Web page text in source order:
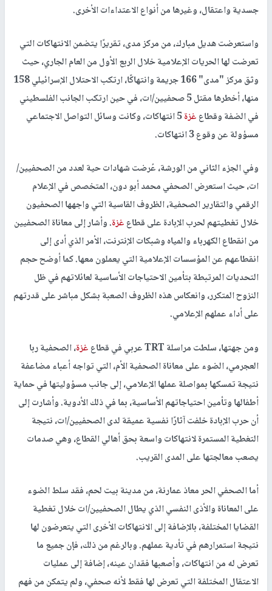
جسدية واعتقال، وغيرها من أنواع الاعتداءات الأخرى.
واستعرضت هديل مبارك، من مركز مدى، تقريرًا يتضمن الانتهاكات التي
تعرضت لها الحريات الإعلامية خلال الربع الأول من العام الجاري، حيث
وثق مركز "مدى" 166 جريمة وانتهاكًا، ارتكب الاحتلال الإسرائيلي 158
منها، أخطرها مقتل 5 صحفيين/ات، في حين ارتكب الجانب الفلسطيني
في الضفة وقطاعغزة
5 انتهاكات، وكانت وسائل التواصل الاجتماعي
مسؤولة عن وقوع 3 انتهاكات.
وفي الجزء الثاني من الورشة، عُرضت شهادات حية لعدد من الصحفيين/
ات، حيث استعرض الصحفي محمد أبو دون، المتخصص في الإعلام
الرقمي والتقارير الصحفية، الظروف القاسية التي واجهها الصحفيون
خلال تغطيتهم لحرب الإبادة على قطاعغزة. وأشار إلى معاناة الصحفيين
من انقطاع الكهرباء والمياه وشبكات الإنترنت، الأمر الذي أدى إلى
انقطاعهم عن المؤسسات الإعلامية التي يعملون معها. كما أوضح حجم
التحديات المرتبطة بتأمين الاحتياجات الأساسية لعائلاتهم في ظل
النزوح المتكرر، وانعكاس هذه الظروف الصعبة بشكل مباشر على قدرتهم
على أداء عملهم الإعلامي.
ومن جهتها، سلطت مراسلة TRT عربي في قطاع غزة، الصحفية ربا
العجرمي، الضوء على معاناة الصحفية الأم، التي تواجه أعباء مضاعفة
نتيجة تمسكها بمواصلة عملها الإعلامي، إلى جانب مسؤوليتها في حماية
أطفالها وتأمين احتياجاتهم الأساسية، بما في ذلك الأدوية. وأشارت إلى
أن حرب الإبادة خلفت آثارًا نفسية عميقة لدى الصحفيين/ات، نتيجة
التغطية المستمرة لانتهاكات واسعة بحق أهالي القطاع، وهي صدمات
يصعب معالجتها على المدى القريب.
أما الصحفي الحر معاذ عمارنة، من مدينة بيت لحم، فقد سلط الضوء
على المعاناة والأذى النفسي الذي يطال الصحفيين/ات خلال تغطية
القضايا المختلفة، بالإضافة إلى الانتهاكات الأخرى التي يتعرضون لها
نتيجة استمرارهم في تأدية عملهم. وبالرغم من ذلك، فإن جميع ما
تعرض له من انتهاكات، وأصعبها فقدان عينه، إضافة إلى عمليات
الاعتقال المختلفة التي تعرض لها فقط لأنه صحفي، ولم يتمكن من فهم